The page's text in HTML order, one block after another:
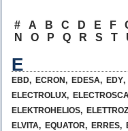
# A B C D E F
N
O P Q R S T
E
EBD, ECRON, EDESA, EDY,
ELECTROLUX,
ELEKTROHELIOS,
ELVITA, EQUATOR, ERRES,